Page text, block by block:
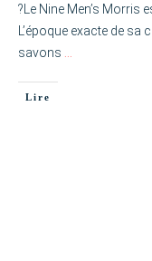
?Le Nine Men’s Morris
L’époque exacte de
savons
Lire